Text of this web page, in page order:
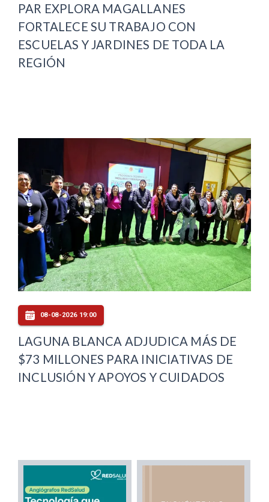
PAR EXPLORA MAGALLANES
FORTALECE SU TRABAJO CON
ESCUELAS Y JARDINES DE TODA LA
REGIÓN
08-08-2026 19:00
LAGUNA BLANCA ADJUDICA MÁS DE
$73 MILLONES PARA INICIATIVAS DE
INCLUSIÓN Y APOYOS Y CUIDADOS